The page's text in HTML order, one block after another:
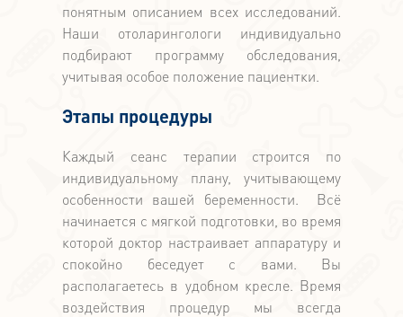
понятным описанием всех исследований.
Наши отоларингологи индивидуально
подбирают программу обследования,
учитывая особое положение пациентки.
Этапы процедуры
Каждый сеанс терапии строится по
индивидуальному плану, учитывающему
особенности вашей беременности. Всё
начинается с мягкой подготовки, во время
которой доктор настраивает аппаратуру и
спокойно беседует с вами. Вы
располагаетесь в удобном кресле. Время
воздействия процедур мы всегда